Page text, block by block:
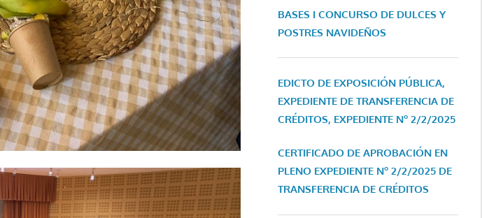
BASES I CONCURSO DE DULCES Y
POSTRES NAVIDEÑOS
EDICTO DE EXPOSICIÓN PÚBLICA,
EXPEDIENTE DE TRANSFERENCIA DE
CRÉDITOS, EXPEDIENTE Nº 2/2/2025
CERTIFICADO DE APROBACIÓN EN
PLENO EXPEDIENTE Nº 2/2/2025 DE
TRANSFERENCIA DE CRÉDITOS